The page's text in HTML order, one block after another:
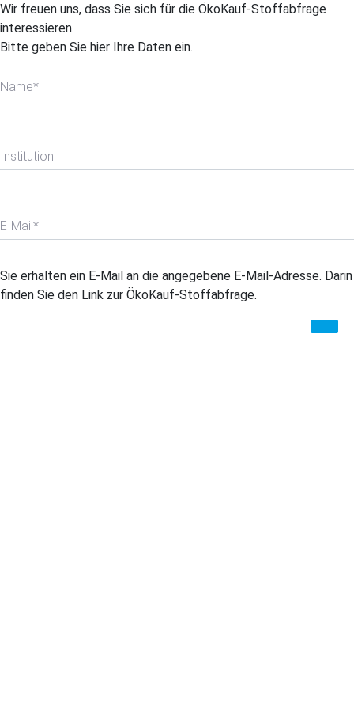
Wir freuen uns, dass Sie sich für die ÖkoKauf-Stoffabfrage
interessieren.
Bitte geben Sie hier Ihre Daten ein.
Name*
Institution
E-Mail*
Sie erhalten ein E-Mail an die angegebene E-Mail-Adresse. Darin
finden Sie den Link zur ÖkoKauf-Stoffabfrage.